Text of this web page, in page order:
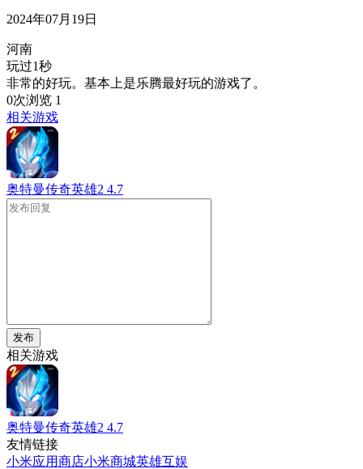
2024年07月19日
河南
玩过1秒
非常的好玩。基本上是乐腾最好玩的游戏了。
0次浏览 1
相关游戏
奥特曼传奇英雄2 4.7
发布
相关游戏
奥特曼传奇英雄2 4.7
友情链接
小米应用商店小米商城英雄互娱